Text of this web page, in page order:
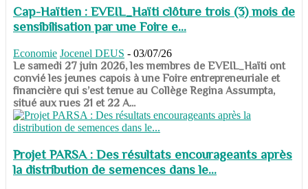
Cap-Haïtien : EVEIL_Haïti clôture trois (3) mois de
sensibilisation par une Foire e...
Economie Jocenel DEUS - 03/07/26
Le samedi 27 juin 2026, les membres de EVEIL_Haïti ont
convié les jeunes capois à une Foire entrepreneuriale et
financière qui s’est tenue au Collège Regina Assumpta,
situé aux rues 21 et 22 A...
Projet PARSA : Des résultats encourageants après
la distribution de semences dans le...